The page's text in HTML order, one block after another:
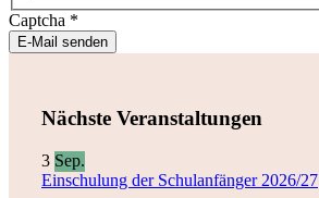
Captcha *
E-Mail senden
Nächste Veranstaltungen
3 Sep.
Einschulung der Schulanfänger 2026/27